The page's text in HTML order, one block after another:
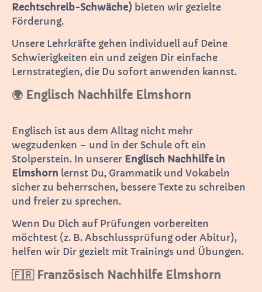
Rechtschreib-Schwäche) bieten wir gezielte
Förderung.
Unsere Lehrkräfte gehen individuell auf Deine
Schwierigkeiten ein und zeigen Dir einfache
Lernstrategien, die Du sofort anwenden kannst.
🌍 Englisch Nachhilfe Elmshorn
Englisch ist aus dem Alltag nicht mehr
wegzudenken – und in der Schule oft ein
Stolperstein. In unserer Englisch Nachhilfe in
Elmshorn lernst Du, Grammatik und Vokabeln
sicher zu beherrschen, bessere Texte zu schreiben
und freier zu sprechen.
Wenn Du Dich auf Prüfungen vorbereiten
möchtest (z. B. Abschlussprüfung oder Abitur),
helfen wir Dir gezielt mit Trainings und Übungen.
🇫🇷 Französisch Nachhilfe Elmshorn